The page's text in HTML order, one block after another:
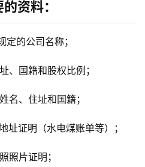
资料：
定的公司名称；
、国籍和股权比例；
名、住址和国籍；
址证明（水电煤账单等）；
照片证明；